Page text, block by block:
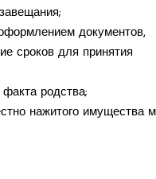
документов,
сроков для принятия
родства;
нажитого имущества